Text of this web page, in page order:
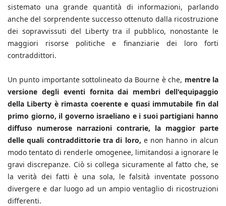
sistemato una grande quantità di informazioni, parlando
anche del sorprendente successo ottenuto dalla ricostruzione
dei sopravvissuti del Liberty tra il pubblico, nonostante le
maggiori risorse politiche e finanziarie dei loro forti
contraddittori.
Un punto importante sottolineato da Bourne è che, mentre la
versione degli eventi fornita dai membri dell'equipaggio
della Liberty è rimasta coerente e quasi immutabile fin dal
primo giorno, il governo israeliano e i suoi partigiani hanno
diffuso numerose narrazioni contrarie, la maggior parte
delle quali contraddittorie tra di loro, e non hanno in alcun
modo tentato di renderle omogenee, limitandosi a ignorare le
gravi discrepanze. Ciò si collega sicuramente al fatto che, se
la verità dei fatti è una sola, le falsità inventate possono
divergere e dar luogo ad un ampio ventaglio di ricostruzioni
differenti.